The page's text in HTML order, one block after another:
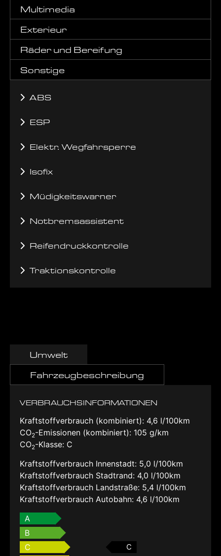
Multimedia
Exterieur
Räder und Bereifung
Sonstige
ABS
ESP
Elektr. Wegfahrsperre
Isofix
Müdigkeitswarner
Notbremsassistent
Reifendruckkontrolle
Traktionskontrolle
Umwelt
Fahrzeugbeschreibung
VERBRAUCHSINFORMATIONEN
Kraftstoffverbrauch (kombiniert): 4,6 l/100km
CO2-Emissionen (kombiniert): 105 g/km
CO2-Klasse: C
Kraftstoffverbrauch Innenstadt: 5,0 l/100km
Kraftstoffverbrauch Stadtrand: 4,0 l/100km
Kraftstoffverbrauch Landstraße: 5,4 l/100km
Kraftstoffverbrauch Autobahn: 4,6 l/100km
A
B
C
C